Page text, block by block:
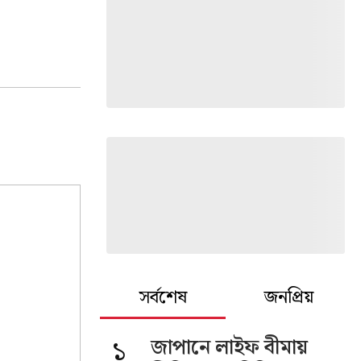
সর্বশেষ জনপ্রিয়
জাপানে লাইফ বীমায়